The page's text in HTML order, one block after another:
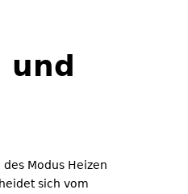
und
Modus Heizen
sich vom